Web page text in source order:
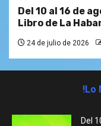
Del 10 al 16 de
Libro de La
24 de julio de 2026
!Lo
Del